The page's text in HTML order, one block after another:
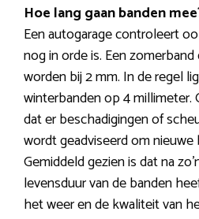
Hoe lang gaan banden
Een autogarage controleert
nog in orde is. Een
worden bij 2 mm. In de regel
winterbanden op 4 millimeter.
dat er beschadigingen of
wordt geadviseerd om
Gemiddeld gezien is dat na
levensduur van de banden
het weer en de kwaliteit van